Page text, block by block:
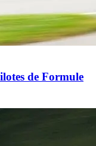
de Formule